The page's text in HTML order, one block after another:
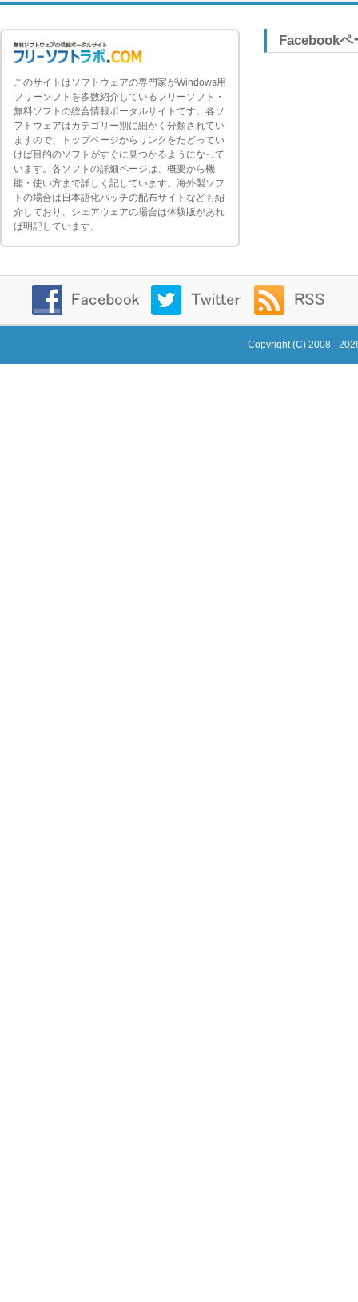
このサイトはソフトウェアの専門家がWindows用
フリーソフトを多数紹介しているフリーソフト・
無料ソフトの総合情報ポータルサイトです。各ソ
フトウェアはカテゴリー別に細かく分類されてい
ますので、トップページからリンクをたどってい
けば目的のソフトがすぐに見つかるようになって
います。各ソフトの詳細ページは、概要から機
能・使い方まで詳しく記しています。海外製ソフ
トの場合は日本語化パッチの配布サイトなども紹
介しており、シェアウェアの場合は体験版があれ
ば明記しています。
Facebookペ
Copyright (C) 2008 -